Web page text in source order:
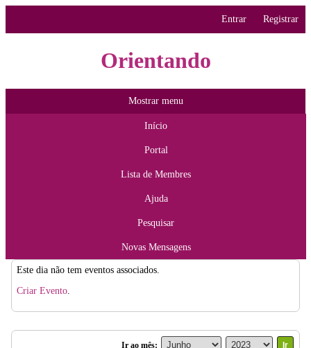
Entrar Registrar
Orientando
Mostrar menu
Início
Portal
Lista de Membres
Ajuda
Pesquisar
Novas Mensagens
Este dia não tem eventos associados.
Criar Evento
Ir ao mês: